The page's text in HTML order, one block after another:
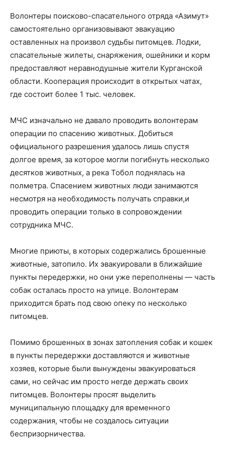
Волонтеры поисково-спасательного отряда «Азимут»
самостоятельно организовывают эвакуацию
оставленных на произвол судьбы питомцев. Лодки,
спасательные жилеты, снаряжения, ошейники и корм
предоставляют неравнодушные жители Курганской
области. Кооперация происходит в открытых чатах,
где состоит более 1 тыс. человек.
МЧС изначально не давало проводить волонтерам
операции по спасению животных. Добиться
официального разрешения удалось лишь спустя
долгое время, за которое могли погибнуть несколько
десятков животных, а река Тобол поднялась на
полметра. Спасением животных люди занимаются
несмотря на необходимость получать справки,и
проводить операции только в сопровождении
сотрудника МЧС.
Многие приюты, в которых содержались брошенные
животные, затопило. Их эвакуировали в ближайшие
пункты передержки, но они уже переполнены — часть
собак осталась просто на улице. Волонтерам
приходится брать под свою опеку по несколько
питомцев.
Помимо брошенных в зонах затопления собак и кошек
в пункты передержки доставляются и животные
хозяев, которые были вынуждены эвакуироваться
сами, но сейчас им просто негде держать своих
питомцев. Волонтеры просят выделить
муниципальную площадку для временного
содержания, чтобы не создалось ситуации
беспризорничества.